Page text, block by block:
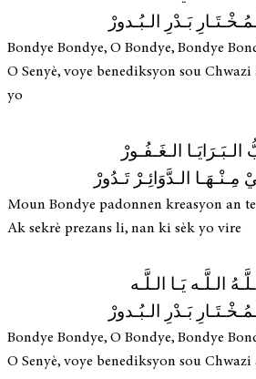
بَـدْرِ الـبُـدورْ
Bondye Bondye, O Bondye, Bondye
O Senyè, voye benediksyon sou
yo
الـغَـفُـورْ
الـدَّوَائِـرْ تَـدُورْ
Moun Bondye padonnen kreasyon an
Ak sekrè prezans li, nan ki sèk yo vire
الـلَّـه يَـا الـلَّـه
بَـدْرِ الـبُـدورْ
Bondye Bondye, O Bondye, Bondye
O Senyè, voye benediksyon sou